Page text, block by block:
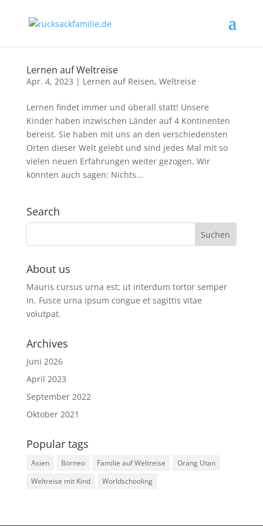
Lernen auf Weltreise
Apr. 4, 2023 | Lernen auf Reisen, Weltreise
Lernen findet immer und überall statt! Unsere
Kinder haben inzwischen Länder auf 4 Kontinenten
bereist. Sie haben mit uns an den verschiedensten
Orten dieser Welt gelebt und sind jedes Mal mit so
vielen neuen Erfahrungen weiter gezogen. Wir
könnten auch sagen: Nichts...
Search
About us
Mauris cursus urna est; ut interdum tortor semper
in. Fusce urna ipsum congue et sagittis vitae
volutpat.
Archives
Juni 2026
April 2023
September 2022
Oktober 2021
Popular tags
Asien Borneo Familie auf Weltreise
Orang Utan
Weltreise mit Kind
Worldschooling